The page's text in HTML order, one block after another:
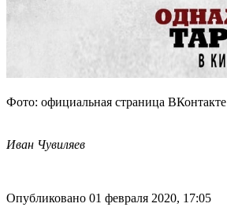
Фото: официальная страница ВКонтакте
Иван Чувиляев
Опубликовано 01 февраля 2020, 17:05